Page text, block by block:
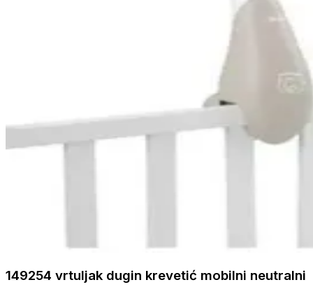
149254 vrtuljak dugin krevetić mobilni neutralni